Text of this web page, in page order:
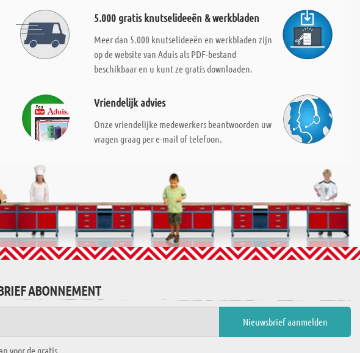
5.000 gratis knutselideeën & werkbladen
Meer dan 5.000 knutselideeën en werkbladen zijn
op de website van Aduis als PDF-bestand
beschikbaar en u kunt ze gratis downloaden.
Vriendelijk advies
Onze vriendelijke medewerkers beantwoorden uw
vragen graag per e-mail of telefoon.
ABONNEMENT
voor de gratis